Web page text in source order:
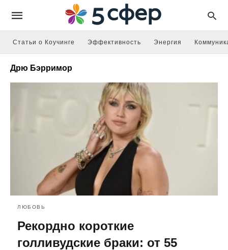
Статьи о Коучинге Эффективность Энергия
Дрю Бэрримор
ЛЮБОВЬ
Рекордно короткие
голливудские браки: от 55